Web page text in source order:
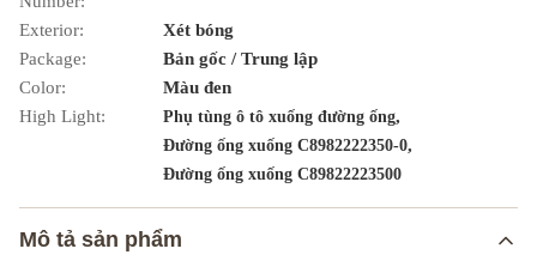
Exterior:
Xét bóng
Package:
Bản gốc / Trung lập
Color:
Màu đen
High Light:
Phụ tùng ô tô xuống đường ống,
Đường ống xuống C8982222350-0,
Đường ống xuống C89822223500
Mô tả sản phẩm